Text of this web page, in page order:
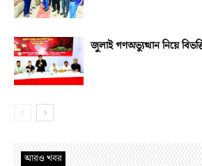
জুলাই গণঅভ্যুত্থান নিয়ে
আরও খবর